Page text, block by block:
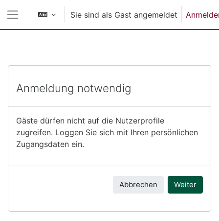
Website-Übersicht
Sie sind als Gast angemeldet
Anmeldung notwendig
Gäste dürfen nicht auf die Nutzerprofile
zugreifen. Loggen Sie sich mit Ihren persönlichen
Zugangsdaten ein.
Abbrechen Weiter